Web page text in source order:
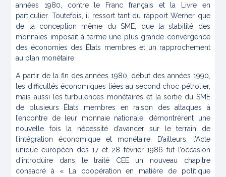
années 1980, contre le Franc français et la Livre en
particulier. Toutefois, il ressort tant du rapport Werner que
de la conception même du SME, que la stabilité des
monnaies imposait à terme une plus grande convergence
des économies des États membres et un rapprochement
au plan monétaire.
A partir de la fin des années 1980, début des années 1990,
les difficultés économiques liées au second choc pétrolier,
mais aussi les turbulences monétaires et la sortie du SME
de plusieurs États membres en raison des attaques à
l’encontre de leur monnaie nationale, démontrèrent une
nouvelle fois la nécessité d’avancer sur le terrain de
l’intégration économique et monétaire. D’ailleurs, l’Acte
unique européen des 17 et 28 février 1986 fut l’occasion
d’introduire dans le traité CEE un nouveau chapitre
consacré à « La coopération en matière de politique